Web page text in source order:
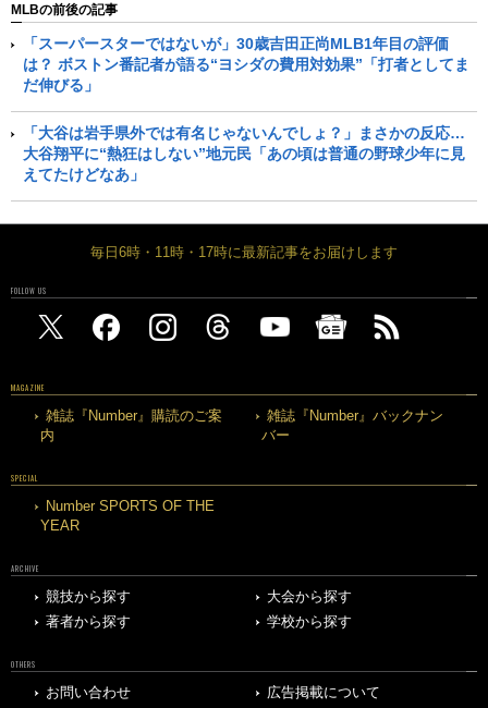
MLBの前後の記事
「スーパースターではないが」30歳吉田正尚MLB1年目の評価
は？ ボストン番記者が語る“ヨシダの費用対効果”「打者としてま
だ伸びる」
「大谷は岩手県外では有名じゃないんでしょ？」まさかの反応…
大谷翔平に“熱狂はしない”地元民「あの頃は普通の野球少年に見
えてたけどなあ」
毎日6時・11時・17時に最新記事をお届けします
FOLLOW US
MAGAZINE
雑誌『Number』購読のご案
内
雑誌『Number』バックナン
バー
SPECIAL
Number SPORTS OF THE
YEAR
ARCHIVE
競技から探す
大会から探す
著者から探す
学校から探す
OTHERS
お問い合わせ 広告掲載について